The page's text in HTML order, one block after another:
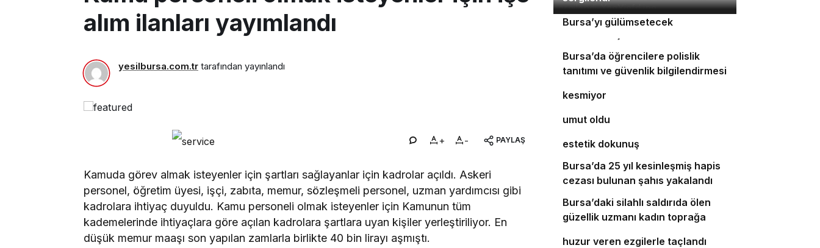
alım ilanları yayımlandı
yesilbursa.com.tr tarafından yayınlandı
+ - PAYLAŞ
Kamuda görev almak isteyenler için şartları sağlayanlar için kadrolar açıldı. Askeri
personel, öğretim üyesi, işçi, zabıta, memur, sözleşmeli personel, uzman yardımcısı gibi
kadrolara ihtiyaç duyuldu. Kamu personeli olmak isteyenler için Kamunun tüm
kademelerinde ihtiyaçlara göre açılan kadrolara şartlara uyan kişiler yerleştiriliyor. En
düşük memur maaşı son yapılan zamlarla birlikte 40 bin lirayı aşmıştı.
Orhaneli’nin turizm potansiyeli
Bursa’yı gülümsetecek
3
Bursa’da öğrencilere polislik
tanıtımı ve güvenlik bilgilendirmesi
5
kesmiyor
umut oldu
estetik dokunuş
8
Bursa’da 25 yıl kesinleşmiş hapis
cezası bulunan şahıs yakalandı
9
Bursa’daki silahlı saldırıda ölen
güzellik uzmanı kadın toprağa
10
‘Osmangazi Ramazan Sokağı’
huzur veren ezgilerle taçlandı